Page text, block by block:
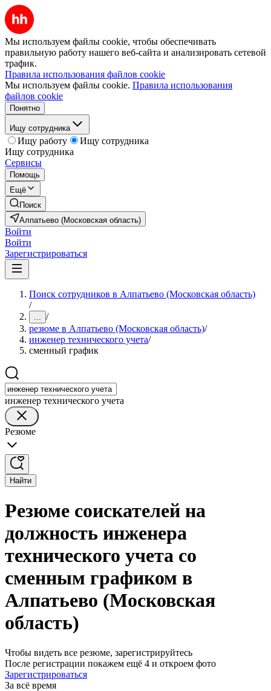
Мы используем файлы cookie, чтобы обеспечивать
правильную работу нашего веб-сайта и анализировать сетевой
трафик.
Правила использования файлов cookie
Мы используем файлы cookie. Правила использования
файлов cookie
Понятно
Ищу сотрудника
Ищу работу
Ищу сотрудника
Ищу сотрудника
Сервисы
Помощь
Ещё
Поиск
Алпатьево (Московская область)
Войти
Войти
Зарегистрироваться
Поиск сотрудников в Алпатьево (Московская область)
/
... /
резюме в Алпатьево (Московская область)/
инженер технического учета/
сменный график
инженер технического учета
Резюме
Найти
Резюме соискателей на
должность инженера
технического учета со
сменным графиком в
Алпатьево (Московская
область)
Чтобы видеть все резюме, зарегистрируйтесь
После регистрации покажем ещё 4 и откроем фото
Зарегистрироваться
За всё время